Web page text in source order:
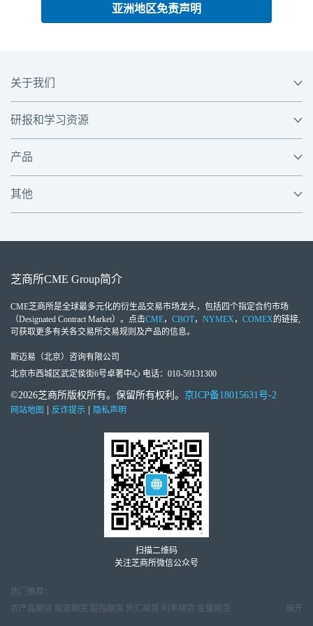
亚洲地区免责声明
关于我们
研报和学习资源
产品
其他
芝商所CME Group简介
CME芝商所是全球最多元化的衍生品交易市场龙头，包括四个指定合约市场
（Designated Contract Market）。点击CME， CBOT， NYMEX， COMEX的链接,
可获取更多有关各交易所交易规则及产品的信息。
斯迈易（北京）咨询有限公司
北京市西城区武定侯街6号卓著中心 电话：010-59131300
©2026芝商所版权所有。保留所有权利。 京ICP备18015631号-2
网站地图 反诈提示 隐私声明
扫描二维码
关注芝商所微信公众号
热门推荐：
农产品期货 能源期货 股指期货 外汇期货 利率期货 金属期货
展开